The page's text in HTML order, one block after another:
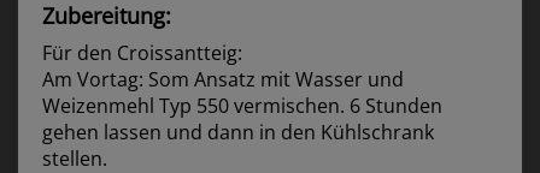
Zubereitung:
Für den Croissantteig:
Am Vortag: Som Ansatz mit Wasser und
Weizenmehl Typ 550 vermischen. 6 Stunden
gehen lassen und dann in den Kühlschrank
stellen.